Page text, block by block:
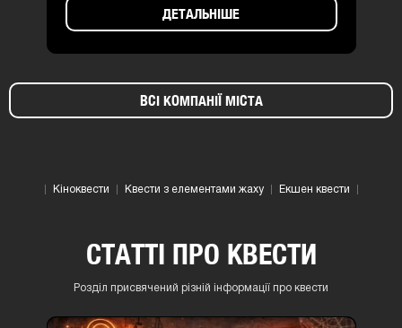
ДЕТАЛЬНІШЕ
ВСІ КОМПАНІЇ МІСТА
Кіноквести Квести з елементами жаху Екшен квести
СТАТТІ ПРО КВЕСТИ
Розділ присвячений різній інформації про квести